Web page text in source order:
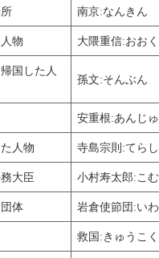
南京:なんきん
物 大隈重信:おお
国した人
孫文:そんぶん
安重根:あんじ
人物 寺島宗則:てら
大臣 小村寿太郎:こ
体 岩倉使節団:い
救国:きゅうこ